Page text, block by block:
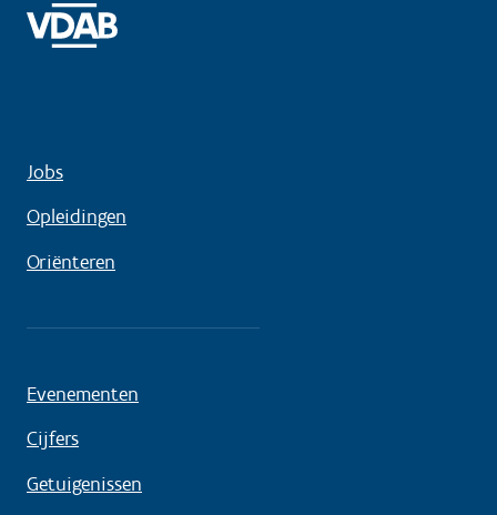
Jobs
Opleidingen
Oriënteren
Evenementen
Cijfers
Getuigenissen